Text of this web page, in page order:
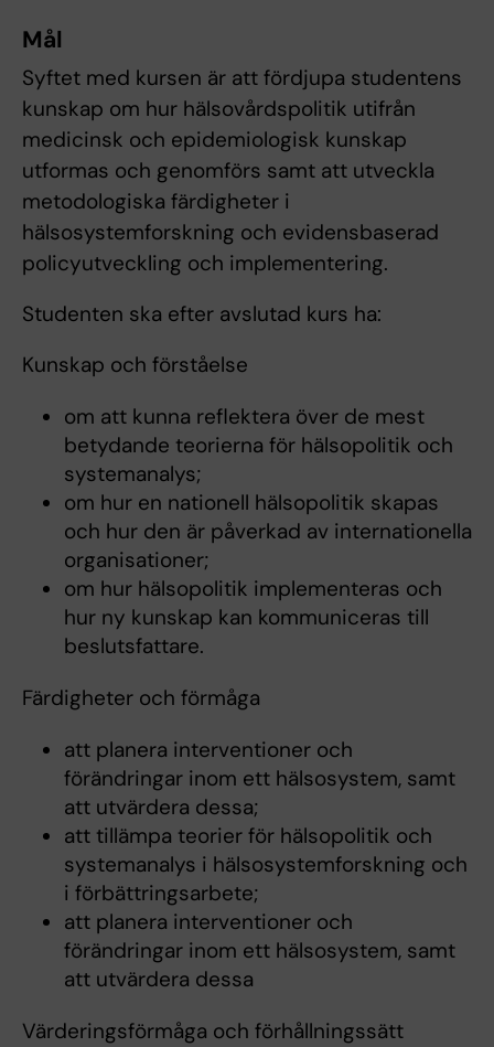
Mål
Syftet med kursen är att fördjupa studentens
kunskap om hur hälsovårdspolitik utifrån
medicinsk och epidemiologisk kunskap
utformas och genomförs samt att utveckla
metodologiska färdigheter i
hälsosystemforskning och evidensbaserad
policyutveckling och implementering.
Studenten ska efter avslutad kurs ha:
Kunskap och förståelse
om att kunna reflektera över de mest
betydande teorierna för hälsopolitik och
systemanalys;
om hur en nationell hälsopolitik skapas
och hur den är påverkad av internationella
organisationer;
om hur hälsopolitik implementeras och
hur ny kunskap kan kommuniceras till
beslutsfattare.
Färdigheter och förmåga
att planera interventioner och
förändringar inom ett hälsosystem, samt
att utvärdera dessa;
att tillämpa teorier för hälsopolitik och
systemanalys i hälsosystemforskning och
i förbättringsarbete;
att planera interventioner och
förändringar inom ett hälsosystem, samt
att utvärdera dessa
Värderingsförmåga och förhållningssätt